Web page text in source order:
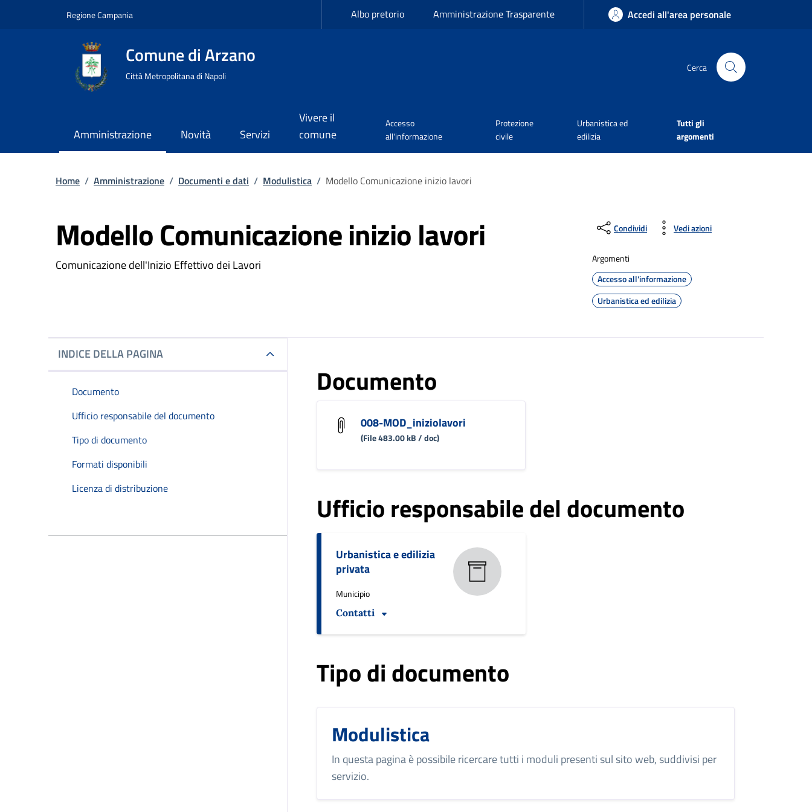
Regione Campania Albo pretorio Amministrazione Trasparente Accedi all'area personale
Comune di Arzano
Città Metropolitana di Napoli
Cerca
Amministrazione Novità Servizi
Vivere il
comune
Accesso
all'informazione
Protezione
civile
Urbanistica ed
edilizia
Tutti gli
argomenti
Home / Amministrazione / Documenti e dati / Modulistica / Modello Comunicazione inizio lavori
Modello Comunicazione inizio lavori
Comunicazione dell'Inizio Effettivo dei Lavori
Condividi Vedi azioni
Argomenti
Accesso all'informazione
Urbanistica ed edilizia
INDICE DELLA PAGINA
Documento
Ufficio responsabile del documento
Tipo di documento
Formati disponibili
Licenza di distribuzione
Documento
008-MOD_iniziolavori
(File 483.00 kB / doc)
Ufficio responsabile del documento
Urbanistica e edilizia
privata
Municipio
Contatti
Tipo di documento
Modulistica
In questa pagina è possibile ricercare tutti i moduli presenti sul sito web, suddivisi per
servizio.